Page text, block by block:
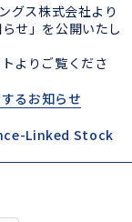
グス株式会社より
せ」を公開いたし
よりご覧くださ
るお知らせ
Linked Stock